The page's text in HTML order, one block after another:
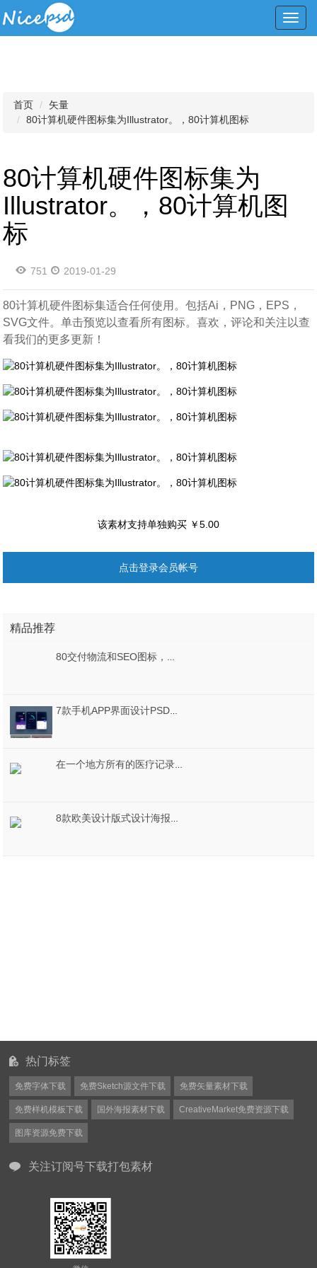
首页
矢量
80计算机硬件图标集为Illustrator。，80计算机图标
80计算机硬件图标集为
Illustrator。，80计算机图
标
751 2019-01-29
80计算机硬件图标集适合任何使用。包括Ai，PNG，EPS，
SVG文件。单击预览以查看所有图标。喜欢，评论和关注以查
看我们的更多更新！
该素材支持单独购买 ￥5.00
点击登录会员帐号
精品推荐
热门标签
免费字体下载 免费Sketch源文件下载 免费矢量素材下载
免费样机模板下载 国外海报素材下载 CreativeMarket免费资源下载
图库资源免费下载
关注订阅号下载打包素材